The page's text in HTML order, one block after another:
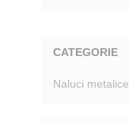
CATEGORIE
Naluci metalice